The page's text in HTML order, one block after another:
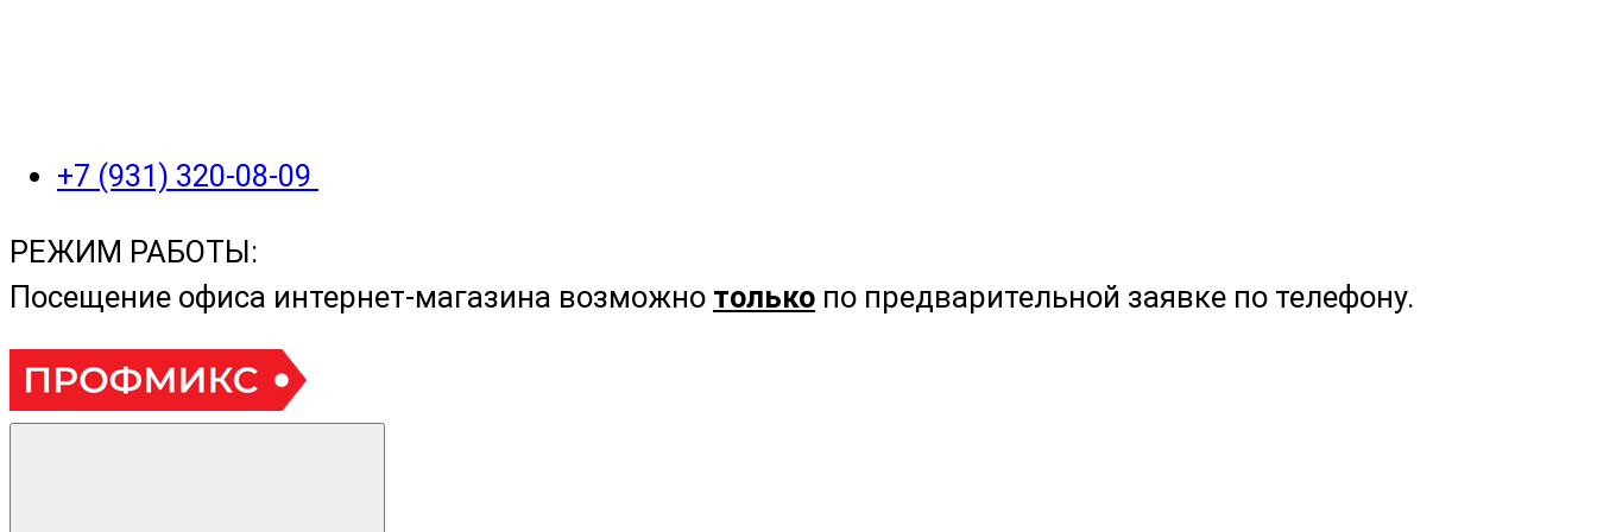
+7 (931) 320-08-09
РЕЖИМ РАБОТЫ:
Посещение офиса интернет-магазина возможно только по предварительной заявке по телефону.